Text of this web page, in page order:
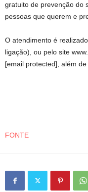
gratuito de prevenção do
pessoas que querem e
O atendimento é
ligação), ou pelo site
[email protected], além de
FONTE